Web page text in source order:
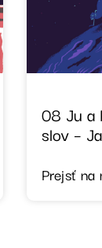
08 Ju a
slov –
Prejsť